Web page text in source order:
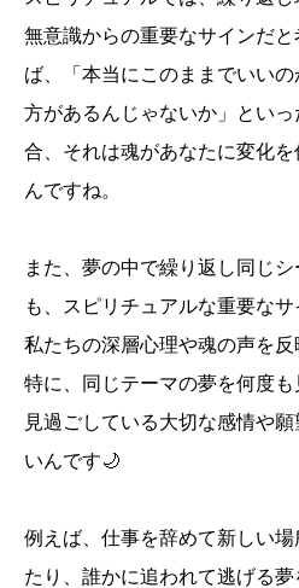
無意識からの重要なサインだと
ば、「本当にこのままでいい
方があるんじゃないか」とい
合、それは魂があなたに変化
んですね。
また、夢の中で繰り返し同じ
も、スピリチュアルな重要なサ
私たちの深層心理や魂の声を反
特に、同じテーマの夢を何度
見過ごしている大切な感情や
いんです🌙
例えば、仕事を辞めて新しい
たり、誰かに追われて逃げる